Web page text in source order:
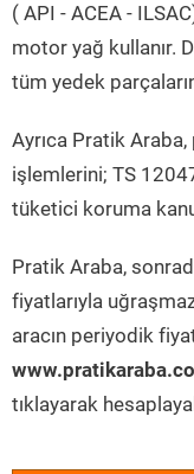
( API - ACEA -
motor yağ kullanır.
tüm yedek
Ayrıca Pratik
işlemlerini; TS
tüketici koruma
Pratik Araba,
fiyatlarıyla
aracın periyodik
tıklayarak